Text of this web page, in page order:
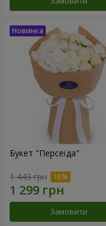
Букет "Персеїда"
1 443 грн
Замовити